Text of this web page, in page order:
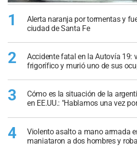
1
Alerta naranja por tormentas y
ciudad de Santa Fe
2
Accidente fatal en la Autovía 19:
frigorífico y murió uno de sus
3
Cómo es la situación de la
en EE.UU.: "Hablamos una vez
4
Violento asalto a mano armada
maniataron a dos hombres y